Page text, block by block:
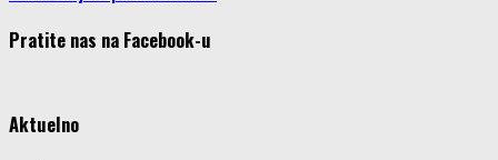
Pratite nas na Facebook-u
Aktuelno